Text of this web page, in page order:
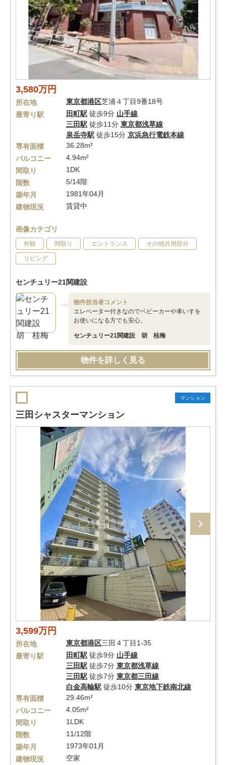
3,580万円
所在地 東京都港区芝浦４丁目9番18号
最寄り駅
田町駅 徒歩9分 山手線
三田駅 徒歩11分 東京都浅草線
泉岳寺駅 徒歩15分 京浜急行電鉄本線
専有面積
36.28m²
バルコニー
4.94m²
間取り
1DK
階数
5/14階
築年月
1981年04月
建物現況
賃貸中
画像カテゴリ
外観 間取り エントランス その他共用部分
リビング
センチュリー21関建設
物件担当者コメント
エレベーター付きなのでベビーカーや車いすを
お使いになる方でも安心。
センチュリー21関建設 胡 桂梅
物件を詳しく見る
マンション
三田シャスターマンション
3,599万円
所在地 東京都港区三田４丁目1-35
最寄り駅
田町駅 徒歩9分 山手線
三田駅 徒歩7分 東京都浅草線
三田駅 徒歩7分 東京都三田線
白金高輪駅 徒歩10分 東京地下鉄南北線
専有面積
29.46m²
バルコニー
4.05m²
間取り
1LDK
階数
11/12階
築年月
1973年01月
建物現況
空家